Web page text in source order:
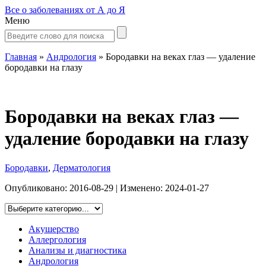
Все о заболеваниях от А до Я
Меню
Главная » Андрология » Бородавки на веках глаз — удаление
бородавки на глазу
Бородавки на веках глаз —
удаление бородавки на глазу
Бородавки, Дерматология
Опубликовано: 2016-08-29 | Изменено: 2024-01-27
Акушерство
Аллергология
Анализы и диагностика
Андрология